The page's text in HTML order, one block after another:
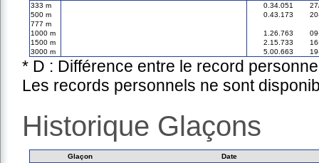
333 m
0.34.051
500 m
0.43.173
777 m
1000 m
1.26.763
1500 m
2.15.733
3000 m
5.00.663
* D : Différence entre le record
Les records personnels ne sont
Historique Glaçons
Glaçon
Date